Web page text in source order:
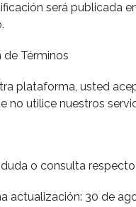
será publicada
de Términos
plataforma, usted
no utilice nuestros
o consulta
actualización: 30 de